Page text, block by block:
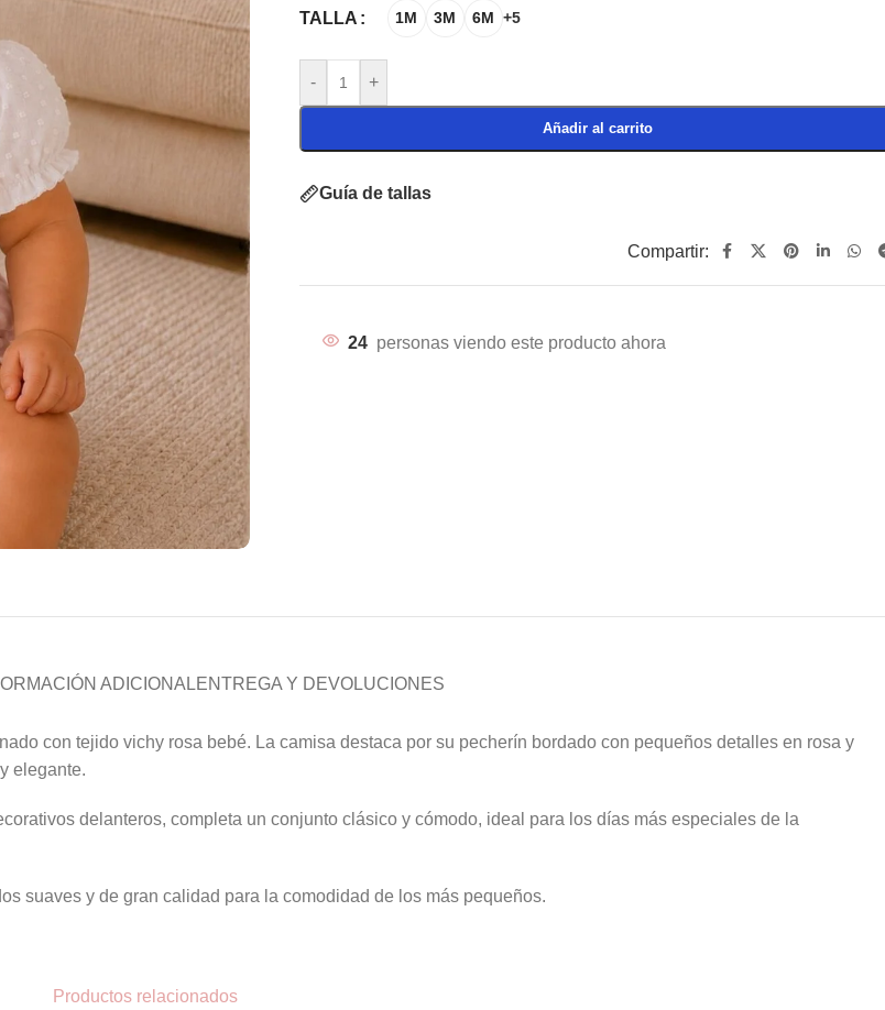
TALLA 1M 3M 6M +5
- +
Añadir al carrito
Guía de tallas
Compartir:
24 personas viendo este producto ahora
ADICIONALENTREGA Y DEVOLUCIONES
con tejido vichy rosa bebé. La camisa destaca por su pecherín bordado con pequeños detalles en rosa y
elegante.
delanteros, completa un conjunto clásico y cómodo, ideal para los días más especiales de la
suaves y de gran calidad para la comodidad de los más pequeños.
Productos relacionados